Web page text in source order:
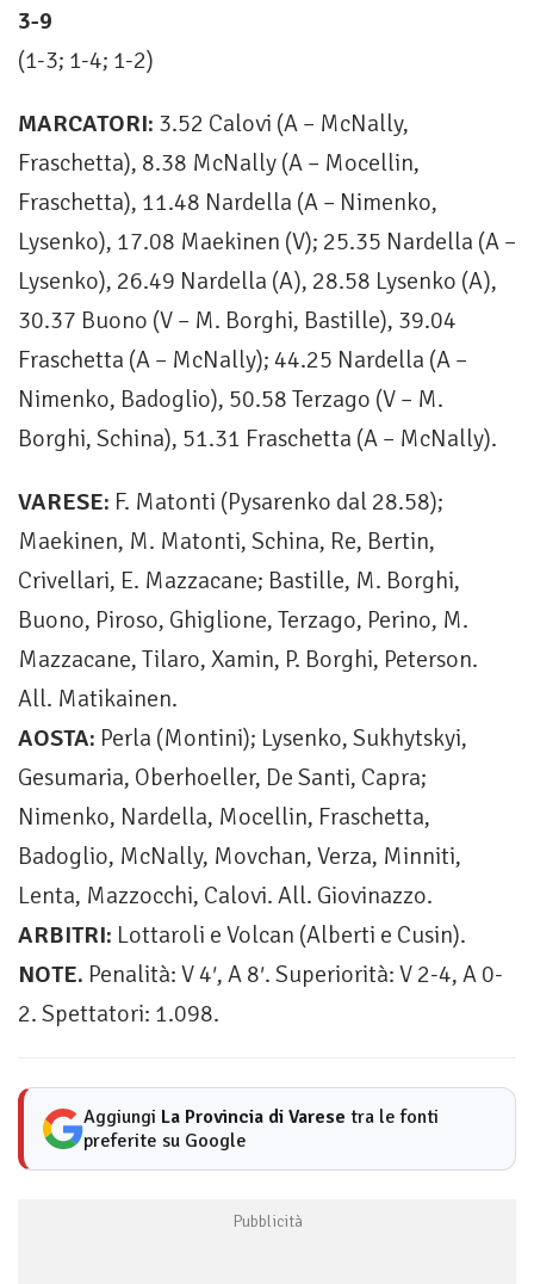
3-9
(1-3; 1-4; 1-2)
MARCATORI: 3.52 Calovi (A – McNally,
Fraschetta), 8.38 McNally (A – Mocellin,
Fraschetta), 11.48 Nardella (A – Nimenko,
Lysenko), 17.08 Maekinen (V); 25.35 Nardella (A –
Lysenko), 26.49 Nardella (A), 28.58 Lysenko (A),
30.37 Buono (V – M. Borghi, Bastille), 39.04
Fraschetta (A – McNally); 44.25 Nardella (A –
Nimenko, Badoglio), 50.58 Terzago (V – M.
Borghi, Schina), 51.31 Fraschetta (A – McNally).
VARESE: F. Matonti (Pysarenko dal 28.58);
Maekinen, M. Matonti, Schina, Re, Bertin,
Crivellari, E. Mazzacane; Bastille, M. Borghi,
Buono, Piroso, Ghiglione, Terzago, Perino, M.
Mazzacane, Tilaro, Xamin, P. Borghi, Peterson.
All. Matikainen.
AOSTA: Perla (Montini); Lysenko, Sukhytskyi,
Gesumaria, Oberhoeller, De Santi, Capra;
Nimenko, Nardella, Mocellin, Fraschetta,
Badoglio, McNally, Movchan, Verza, Minniti,
Lenta, Mazzocchi, Calovi. All. Giovinazzo.
ARBITRI: Lottaroli e Volcan (Alberti e Cusin).
NOTE. Penalità: V 4′, A 8′. Superiorità: V 2-4, A 0-
2. Spettatori: 1.098.
Aggiungi La Provincia di Varese tra le fonti
preferite su Google